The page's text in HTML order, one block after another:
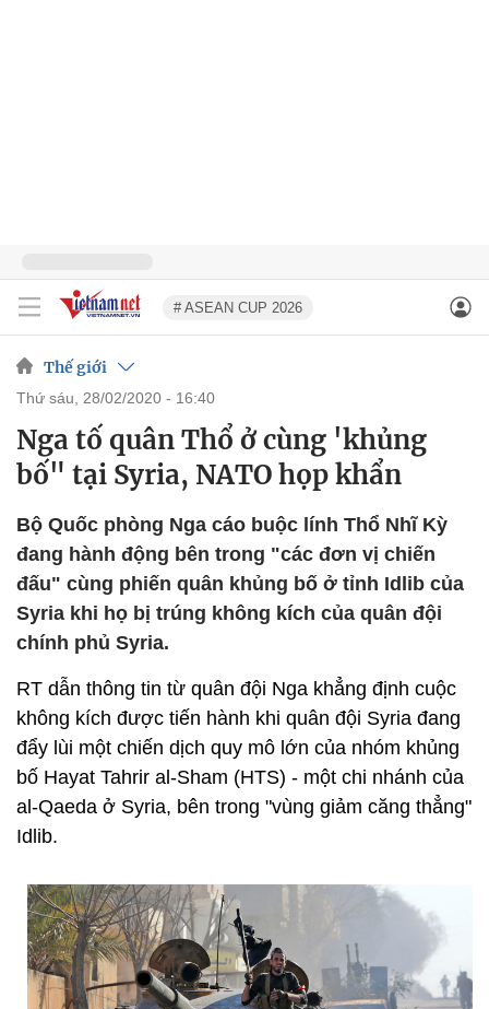
# ASEAN CUP 2026
Thế giới
thứ sáu, 28/02/2020 - 16:40
Nga tố quân Thổ ở cùng 'khủng
bố" tại Syria, NATO họp khẩn
Bộ Quốc phòng Nga cáo buộc lính Thổ Nhĩ Kỳ
đang hành động bên trong "các đơn vị chiến
đấu" cùng phiến quân khủng bố ở tỉnh Idlib của
Syria khi họ bị trúng không kích của quân đội
chính phủ Syria.
RT dẫn thông tin từ quân đội Nga khẳng định cuộc
không kích được tiến hành khi quân đội Syria đang
đẩy lùi một chiến dịch quy mô lớn của nhóm khủng
bố Hayat Tahrir al-Sham (HTS) - một chi nhánh của
al-Qaeda ở Syria, bên trong "vùng giảm căng thẳng"
Idlib.